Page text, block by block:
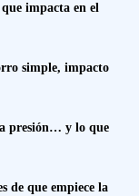
impacta en el
simple, impacto
presión… y lo que
de que empiece la